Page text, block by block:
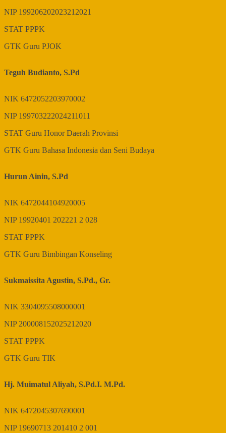
NIP 199206202023212021
STAT PPPK
GTK Guru PJOK
Teguh Budianto, S.Pd
NIK 6472052203970002
NIP 199703222024211011
STAT Guru Honor Daerah Provinsi
GTK Guru Bahasa Indonesia dan Seni Budaya
Hurun Ainin, S.Pd
NIK 6472044104920005
NIP 19920401 202221 2 028
STAT PPPK
GTK Guru Bimbingan Konseling
Sukmaissita Agustin, S.Pd., Gr.
NIK 3304095508000001
NIP200008152025212020
STAT PPPK
GTK Guru TIK
Hj. Muimatul Aliyah, S.Pd.I. M.Pd.
NIK 6472045307690001
NIP 19690713 201410 2 001